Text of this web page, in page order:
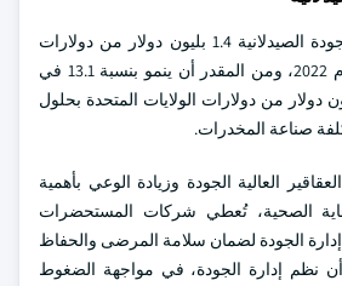
وبلغ حجم نظم إدارة الجودة الصيدلانية 1.4 بليون دولار من دولارات
الولايات المتحدة في عام 2022، ومن المقدر أن ينمو بنسبة 13.1 في
ليصل إلى 4.5 بليون دولار من دولارات الولايات المتحدة بحلول
العالية الجودة وزيادة الوعي بأهمية
الصحية، تُعطي شركات المستحضرات
إدارة الجودة لضمان سلامة المرضى والحفاظ
أن نظم إدارة الجودة، في مواجهة الضغوط